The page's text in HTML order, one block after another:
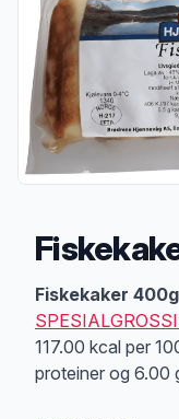
Fiskekaker
117.00 kcal per
proteiner og 6.00